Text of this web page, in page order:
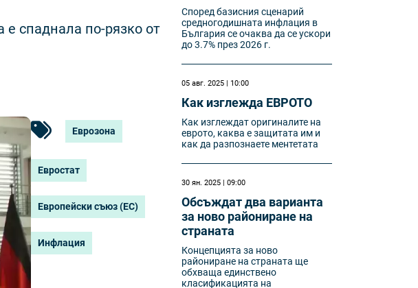
е спаднала по-рязко от
Еврозона
Евростат
Европейски съюз (ЕС)
Инфлация
Според базисния сценарий
средногодишната инфлация в
България се очаква да се ускори
до 3.7% през 2026 г.
05 авг. 2025 | 10:00
Как изглежда ЕВРОТО
Как изглеждат оригиналите на
еврото, каква е защитата им и
как да разпознаете ментетата
30 ян. 2025 | 09:00
Обсъждат два варианта
за ново райониране на
страната
Концепцията за ново
райониране на страната ще
обхваща единствено
класификацията на